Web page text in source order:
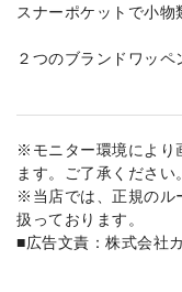
スナーポケットで小物
２つのブランドワッペ
※モニター環境により
ます。ご了承ください。
※当店では、正規のル
扱っております。
■広告文責：株式会社